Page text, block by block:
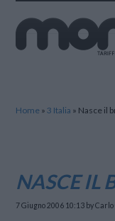
Home »3 Italia » Nasce il
NASCE IL
7 Giugno 2006 10:13 by